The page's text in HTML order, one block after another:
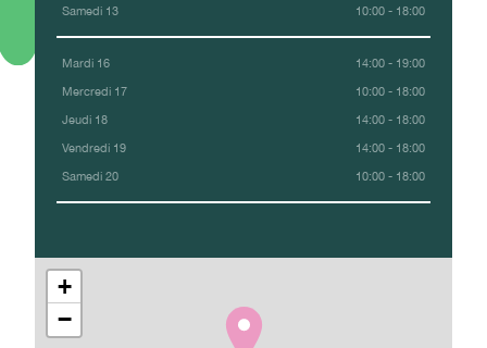
Samedi 13 10:00 - 18:00
Mardi 16 14:00 - 19:00
Mercredi 17 10:00 - 18:00
Jeudi 18 14:00 - 18:00
Vendredi 19 14:00 - 18:00
Samedi 20 10:00 - 18:00
+
−